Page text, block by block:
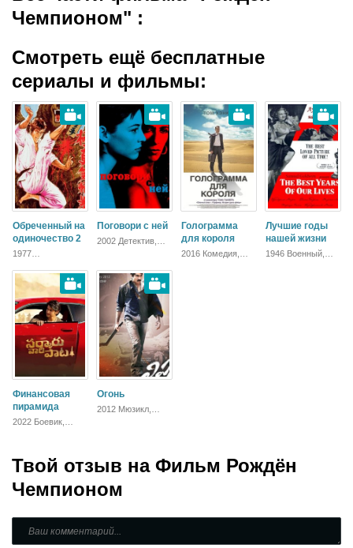
Чемпионом" :
Смотреть ещё бесплатные
сериалы и фильмы:
Обреченный на
одиночество 2
1977
Исторический,
Биографический,
Боевик, Драма
Поговори с ней
2002 Детектив,
Голограмма
для короля
2016 Комедия,
Лучшие годы
нашей жизни
1946 Военный,
Финансовая
пирамида
2022 Боевик,
Огонь
2012 Мюзикл,
Твой отзыв на Фильм Рождён
Чемпионом